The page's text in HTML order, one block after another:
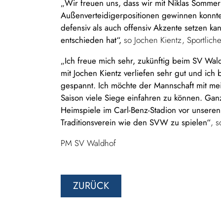
„Wir freuen uns, dass wir mit Niklas
Außenverteidigerpositionen gewinnen
defensiv als auch offensiv Akzente setzen
entschieden hat“, so Jochen Kientz,
„Ich freue mich sehr, zukünftig beim SV
mit Jochen Kientz verliefen sehr gut und
gespannt. Ich möchte der Mannschaft mit
Saison viele Siege einfahren zu können.
Heimspiele im Carl-Benz-Stadion vor
Traditionsverein wie den SVW zu spielen“,
PM SV Waldhof
ZURÜCK